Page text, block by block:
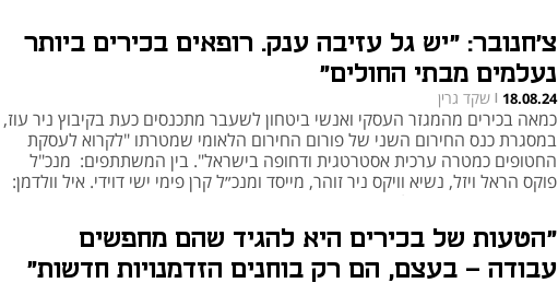
צ'חנובר: "יש גל עזיבה ענק. רופאים בכירים ביותר
נעלמים מבתי החולים"
18.08.24
| שקד גרין
כמאה בכירים מהמגזר העסקי ואנשי ביטחון לשעבר מתכנסים כעת בקיבוץ ניר עוז,
במסגרת כנס החירום השני של פורום החירום הלאומי שמטרתו "לקרוא לעסקת
החטופים כמטרה ערכית אסטרטגית ודחופה בישראל". בין המשתתפים: מנכ"ל
פוקס הראל ויזל, נשיא וויקס ניר זוהר, מייסד ומנכ״ל קרן פימי ישי דוידי. איל וולדמן:
"הטעות של בכירים היא להגיד שהם מחפשים
עבודה - בעצם, הם רק בוחנים הזדמנויות חדשות"